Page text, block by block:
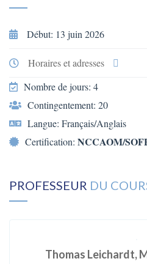
Début: 13 juin 2026
Horaires et adresses
Nombre de jours: 4
Contingentement: 20
Langue: Français/Anglais
Certification: NCCAOM/
PROFESSEUR DU
Thomas Leichardt,